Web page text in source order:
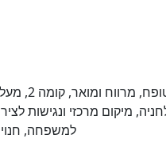
בבניין
מיקום מרכזי
למשפחה,